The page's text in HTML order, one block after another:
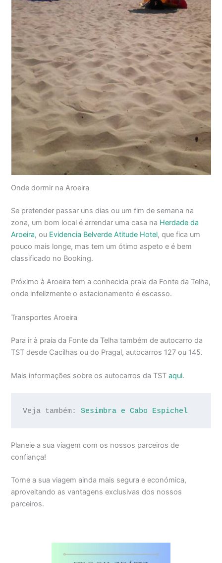
Onde dormir na Aroeira
Se pretender passar uns dias ou um fim de semana na
zona, um bom local é arrendar uma casa na Herdade da
Aroeira, ou Evidencia Belverde Atitude Hotel, que fica um
pouco mais longe, mas tem um ótimo aspeto e é bem
classificado no Booking.
Próximo à Aroeira tem a conhecida praia da Fonte da Telha,
onde infelizmente o estacionamento é escasso.
Transportes Aroeira
Para ir à praia da Fonte da Telha também de autocarro da
TST desde Cacilhas ou do Pragal, autocarros 127 ou 145.
Mais informações sobre os autocarros da TSTaqui.
Veja também: Sesimbra e Cabo Espichel
Planeie a sua viagem com os nossos parceiros de
confiança!
Torne a sua viagem ainda mais segura e económica,
aproveitando as vantagens exclusivas dos nossos
parceiros.